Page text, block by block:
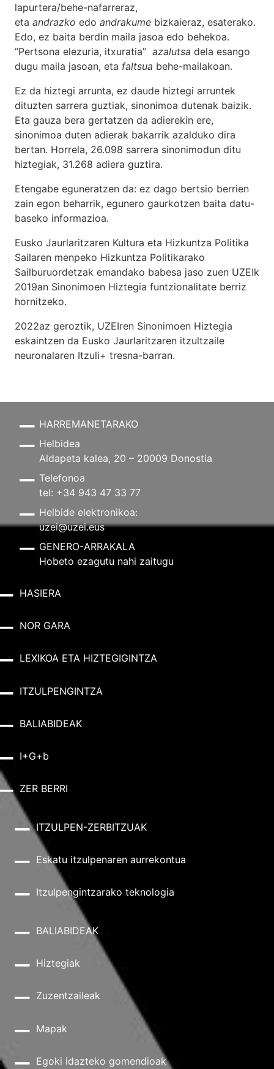
lapurtera/behe-nafarreraz,
eta andrazko edo andrakume bizkaieraz, esaterako.
Edo, ez baita berdin maila jasoa edo behekoa.
“Pertsona elezuria, itxuratia” azalutsa dela esango
dugu maila jasoan, eta faltsua behe-mailakoan.
Ez da hiztegi arrunta, ez daude hiztegi arruntek
dituzten sarrera guztiak, sinonimoa dutenak baizik.
Eta gauza bera gertatzen da adierekin ere,
sinonimoa duten adierak bakarrik azalduko dira
bertan. Horrela, 26.098 sarrera sinonimodun ditu
hiztegiak, 31.268 adiera guztira.
Etengabe eguneratzen da: ez dago bertsio berrien
zain egon beharrik, egunero gaurkotzen baita datu-
baseko informazioa.
Eusko Jaurlaritzaren Kultura eta Hizkuntza Politika
Sailaren menpeko Hizkuntza Politikarako
Sailburuordetzak emandako babesa jaso zuen UZEIk
2019an Sinonimoen Hiztegia funtzionalitate berriz
hornitzeko.
2022az geroztik, UZEIren Sinonimoen Hiztegia
eskaintzen da Eusko Jaurlaritzaren itzultzaile
neuronalaren Itzuli+ tresna-barran.
HARREMANETARAKO
Helbidea
Aldapeta kalea, 20 – 20009 Donostia
Telefonoa
tel: +34 943 47 33 77
Helbide elektronikoa:
uzei@uzei.eus
GENERO-ARRAKALA
Hobeto ezagutu nahi zaitugu
HASIERA
NOR GARA
LEXIKOA ETA HIZTEGIGINTZA
ITZULPENGINTZA
BALIABIDEAK
I+G+b
ZER BERRI
ITZULPEN-ZERBITZUAK
Eskatu itzulpenaren aurrekontua
Itzulpengintzarako teknologia
BALIABIDEAK
Hiztegiak
Zuzentzaileak
Mapak
Egoki idazteko gomendioak